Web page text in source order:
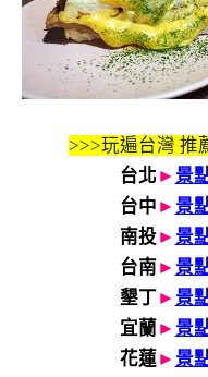
>>>玩遍台灣 推
台北 ► 景
台中 ► 景
南投► 景
台南► 景
墾丁► 景
宜蘭 ► 景
花蓮► 景